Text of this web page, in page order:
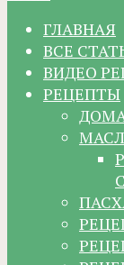
ГЛАВНАЯ
ВСЕ
ВИДЕО
РЕЦЕПТЫ